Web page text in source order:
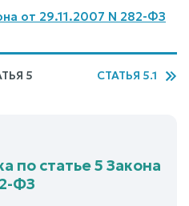
от 29.11.2007 N 282-ФЗ
5 СТАТЬЯ 5.1
по статье 5 Закона
ФЗ